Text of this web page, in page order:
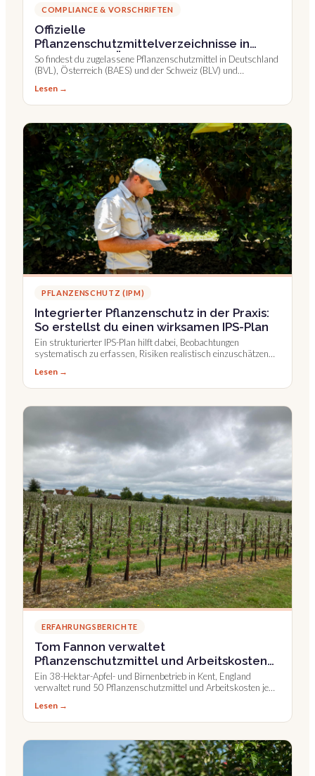
COMPLIANCE & VORSCHRIFTEN
Offizielle
Pflanzenschutzmittelverzeichnisse in
Deutschland, Österreich und der Schweiz
So findest du zugelassene Pflanzenschutzmittel in Deutschland
(BVL), Österreich (BAES) und der Schweiz (BLV) und
Lesen →
PFLANZENSCHUTZ (IPM)
Integrierter Pflanzenschutz in der Praxis:
So erstellst du einen wirksamen IPS-Plan
Ein strukturierter IPS-Plan hilft dabei, Beobachtungen
systematisch zu erfassen, Risiken realistisch einzuschätzen
Lesen →
ERFAHRUNGSBERICHTE
Tom Fannon verwaltet
Pflanzenschutzmittel und Arbeitskosten
pro Fläche
Ein 38-Hektar-Apfel- und Birnenbetrieb in Kent, England
verwaltet rund 50 Pflanzenschutzmittel und Arbeitskosten je
Lesen →